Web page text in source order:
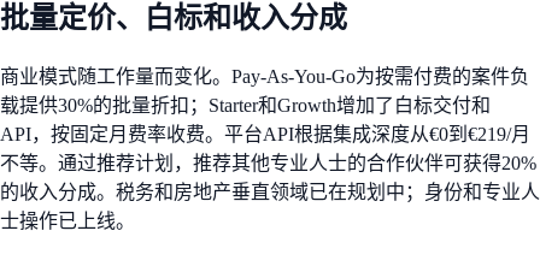
批量定价、白标和收入分成
商业模式随工作量而变化。Pay-As-You-Go为按需付费的案件负
载提供30%的批量折扣；Starter和Growth增加了白标交付和
API，按固定月费率收费。平台API根据集成深度从€0到€219/月
不等。通过推荐计划，推荐其他专业人士的合作伙伴可获得20%
的收入分成。税务和房地产垂直领域已在规划中；身份和专业人
士操作已上线。